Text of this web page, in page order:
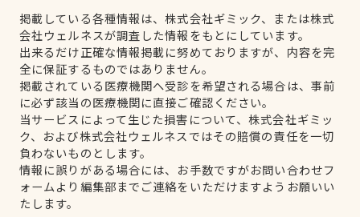
掲載している各種情報は、株式会社ギミック、または株式
会社ウェルネスが調査した情報をもとにしています。
出来るだけ正確な情報掲載に努めておりますが、内容を完
全に保証するものではありません。
掲載されている医療機関へ受診を希望される場合は、事前
に必ず該当の医療機関に直接ご確認ください。
当サービスによって生じた損害について、株式会社ギミッ
ク、および株式会社ウェルネスではその賠償の責任を一切
負わないものとします。
情報に誤りがある場合には、お手数ですがお問い合わせフ
ォームより編集部までご連絡をいただけますようお願いい
たします。